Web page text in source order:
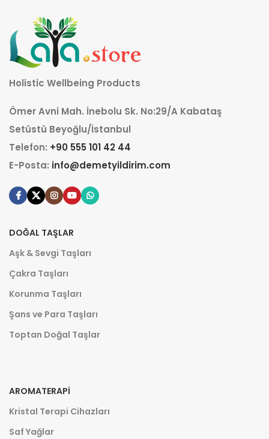
Holistic Wellbeing Products
Ömer Avni Mah. İnebolu Sk. No:29/A Kabataş
Setüstü Beyoğlu/İstanbul
Telefon: +90 555 101 42 44
E-Posta: info@demetyildirim.com
DOĞAL TAŞLAR
Aşk & Sevgi Taşları
Çakra Taşları
Korunma Taşları
Şans ve Para Taşları
Toptan Doğal Taşlar
AROMATERAPI
Kristal Terapi Cihazları
Saf Yağlar